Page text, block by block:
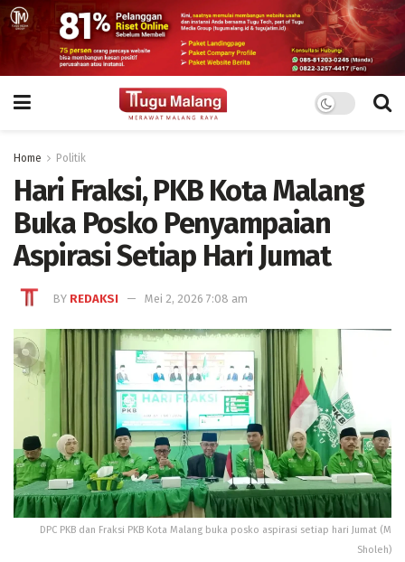
Home Politik
Hari Fraksi, PKB Kota Malang
Buka Posko Penyampaian
Aspirasi Setiap Hari Jumat
BY REDAKSI Mei 2, 2026 7:08 am
DPC PKB dan Fraksi PKB Kota Malang buka posko aspirasi setiap hari Jumat (M
Sholeh)